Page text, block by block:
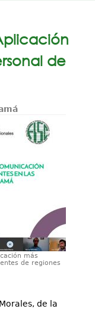
de
más
de regiones
de la